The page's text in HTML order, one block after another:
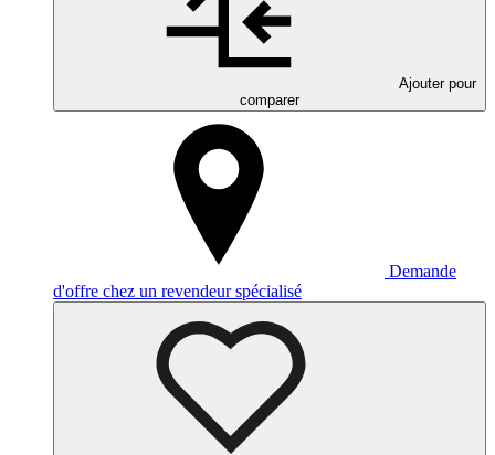
Ajouter pour
comparer
Demande
d'offre chez un revendeur spécialisé